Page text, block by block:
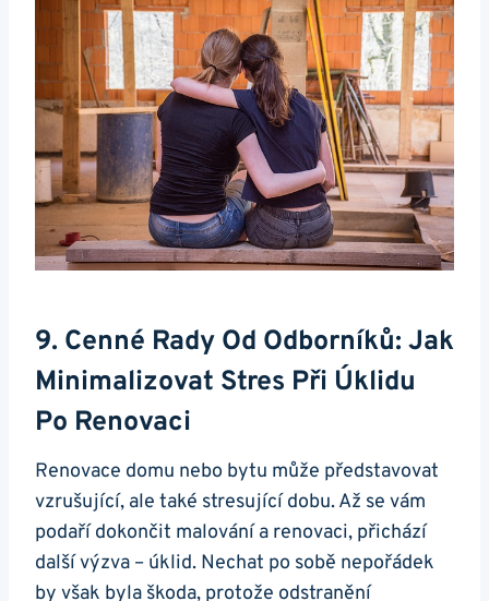
9. Cenné Rady Od Odborníků: Jak
Minimalizovat Stres Při Úklidu
Po Renovaci
Renovace domu nebo bytu může představovat
vzrušující, ale také stresující dobu. Až se vám
podaří dokončit malování a renovaci, přichází
další výzva – úklid. Nechat po sobě nepořádek
by však byla škoda, protože odstranění